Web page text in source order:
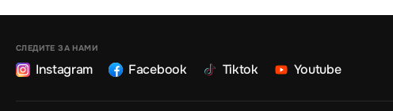
СЛЕДИТЕ ЗА НАМИ
Instagram Facebook Tiktok Youtube